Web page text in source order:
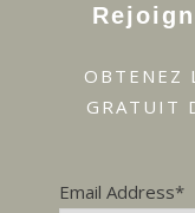
OBTENEZ
GRATUIT
Email Address*